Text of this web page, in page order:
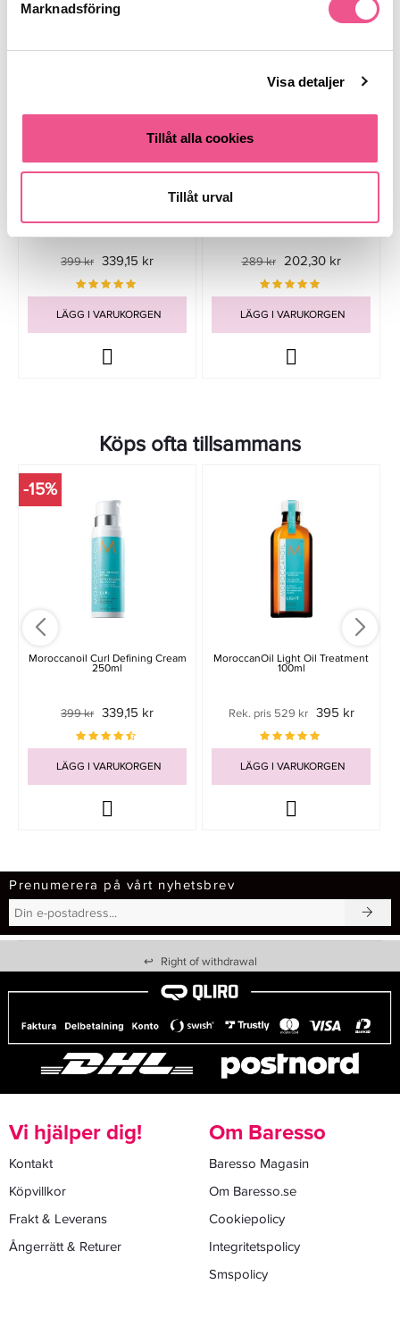
Marknadsföring
Visa detaljer
Tillåt alla cookies
Tillåt urval
399 kr 339,15 kr
LÄGG I VARUKORGEN
289 kr 202,30 kr
LÄGG I VARUKORGEN
Köps ofta tillsammans
-15%
Moroccanoil Curl Defining Cream
250ml
399 kr 339,15 kr
LÄGG I VARUKORGEN
MoroccanOil Light Oil Treatment
100ml
Rek. pris 529 kr 395 kr
LÄGG I VARUKORGEN
Prenumerera på vårt nyhetsbrev
↩ Right of withdrawal
Vi hjälper dig!
Kontakt
Köpvillkor
Frakt & Leverans
Ångerrätt & Returer
Om Baresso
Baresso Magasin
Om Baresso.se
Cookiepolicy
Integritetspolicy
Smspolicy